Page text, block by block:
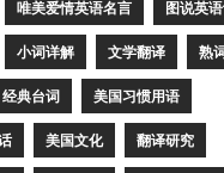
唯美爱情英语名言 图说英
小词详解 文学翻译 熟
经典台词 美国习惯用语
美国文化 翻译研究